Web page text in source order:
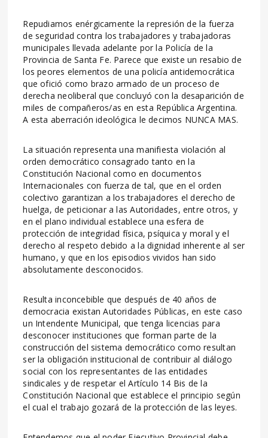
Repudiamos enérgicamente la represión de la fuerza
de seguridad contra los trabajadores y trabajadoras
municipales llevada adelante por la Policía de la
Provincia de Santa Fe. Parece que existe un resabio de
los peores elementos de una policía antidemocrática
que ofició como brazo armado de un proceso de
derecha neoliberal que concluyó con la desaparición de
miles de compañeros/as en esta República Argentina.
A esta aberración ideológica le decimos NUNCA MAS.
La situación representa una manifiesta violación al
orden democrático consagrado tanto en la
Constitución Nacional como en documentos
Internacionales con fuerza de tal, que en el orden
colectivo garantizan a los trabajadores el derecho de
huelga, de peticionar a las Autoridades, entre otros, y
en el plano individual establece una esfera de
protección de integridad física, psíquica y moral y el
derecho al respeto debido a la dignidad inherente al ser
humano, y que en los episodios vividos han sido
absolutamente desconocidos.
Resulta inconcebible que después de 40 años de
democracia existan Autoridades Públicas, en este caso
un Intendente Municipal, que tenga licencias para
desconocer instituciones que forman parte de la
construcción del sistema democrático como resultan
ser la obligación institucional de contribuir al diálogo
social con los representantes de las entidades
sindicales y de respetar el Artículo 14 Bis de la
Constitución Nacional que establece el principio según
el cual el trabajo gozará de la protección de las leyes.